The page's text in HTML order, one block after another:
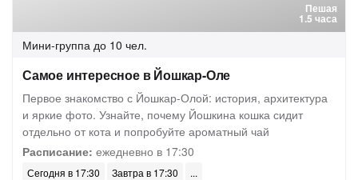
Пешая
1.5 часа
Мини-группа до 10 чел.
Самое интересное в Йошкар-Оле
Первое знакомство с Йошкар-Олой: история, архитектура
и яркие фото. Узнайте, почему Йошкина кошка сидит
отдельно от кота и попробуйте ароматный чай
Расписание: ежедневно в 17:30
Сегодня в 17:30 Завтра в 17:30